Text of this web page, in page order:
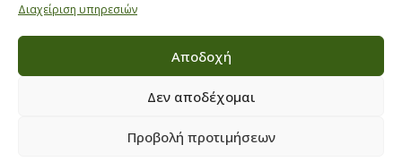
Διαχείριση υπηρεσιών
Αποδοχή
Δεν αποδέχομαι
Προβολή προτιμήσεων
ΠΟΛΙΤΙΚΗ ΑΠΟΡΡΗΤΟΥ
ΒΡΕΙΤΕ ΜΑΣ ΣΤΟ ΧΑΡΤΗ